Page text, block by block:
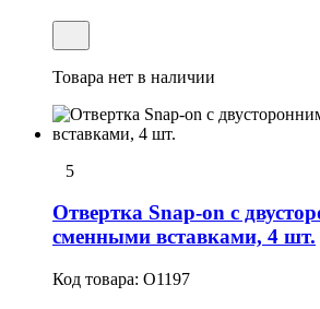
Товара нет в наличии
5
Отвертка Snap-on с
сменными вставками, 4 шт.
Код товара: O1197